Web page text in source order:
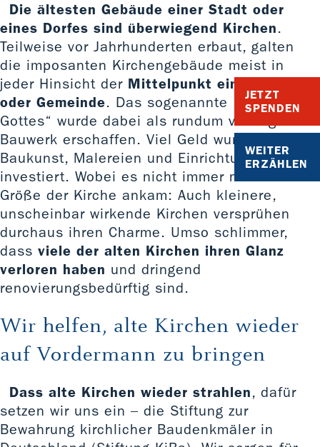
JETZT
SPENDEN
WEITER
ERZÄHLEN
Die ältesten Gebäude einer Stadt oder
eines Dorfes sind überwiegend Kirchen.
Teilweise vor Jahrhunderten erbaut, galten
die imposanten Kirchengebäude meist in
jeder Hinsicht der Mittelpunkt eines Dorfes
oder Gemeinde. Das sogenannte „Haus
Gottes“ wurde dabei als rundum vorzeigbares
Bauwerk erschaffen. Viel Geld wurde in die
Baukunst, Malereien und Einrichtungen
investiert. Wobei es nicht immer nur auf die
Größe der Kirche ankam: Auch kleinere,
unscheinbar wirkende Kirchen versprühen
durchaus ihren Charme. Umso schlimmer,
dass viele der alten Kirchen ihren Glanz
verloren haben und dringend
renovierungsbedürftig sind.
Wir helfen, alte Kirchen wieder
auf Vordermann zu bringen
Dass alte Kirchen wieder strahlen, dafür
setzen wir uns ein – die Stiftung zur
Bewahrung kirchlicher Baudenkmäler in